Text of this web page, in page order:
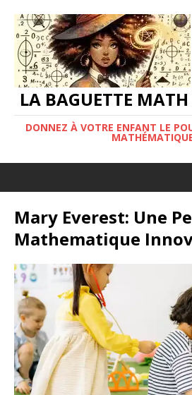
LA BAGUETTE
DONNEZ À VOTRE ENFANT LE
Mary Everest: Une
Mathematique